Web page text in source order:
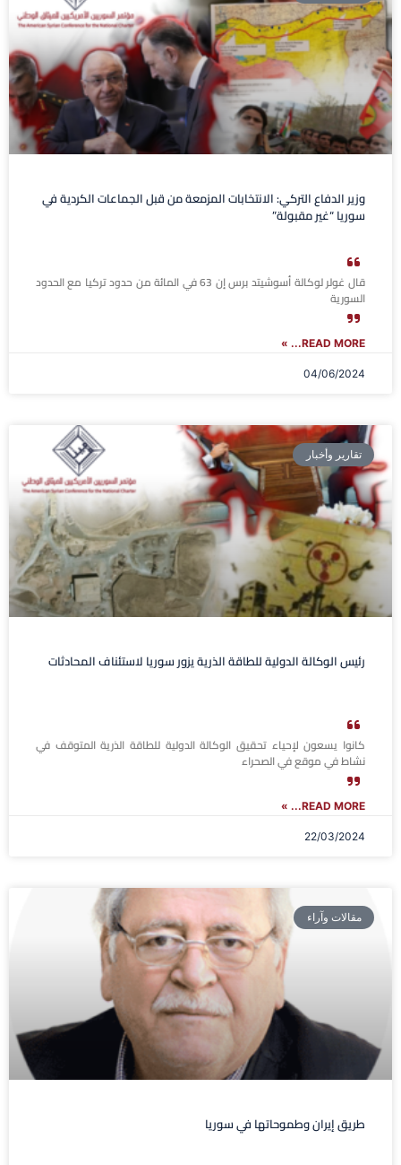
وزير الدفاع التركي: الانتخابات المزمعة من قبل الجماعات الكردية في
سوريا “غير مقبولة”
قال غولر لوكالة أسوشيتد برس إن 63 في المائة من حدود تركيا مع الحدود
السورية
READ MORE... »
04/06/2024
تقارير وأخبار
رئيس الوكالة الدولية للطاقة الذرية يزور سوريا لاستئناف المحادثات
كانوا يسعون لإحياء تحقيق الوكالة الدولية للطاقة الذرية المتوقف في
نشاط في موقع في الصحراء
READ MORE... »
22/03/2024
مقالات وآراء
طريق إيران وطموحاتها في سوريا